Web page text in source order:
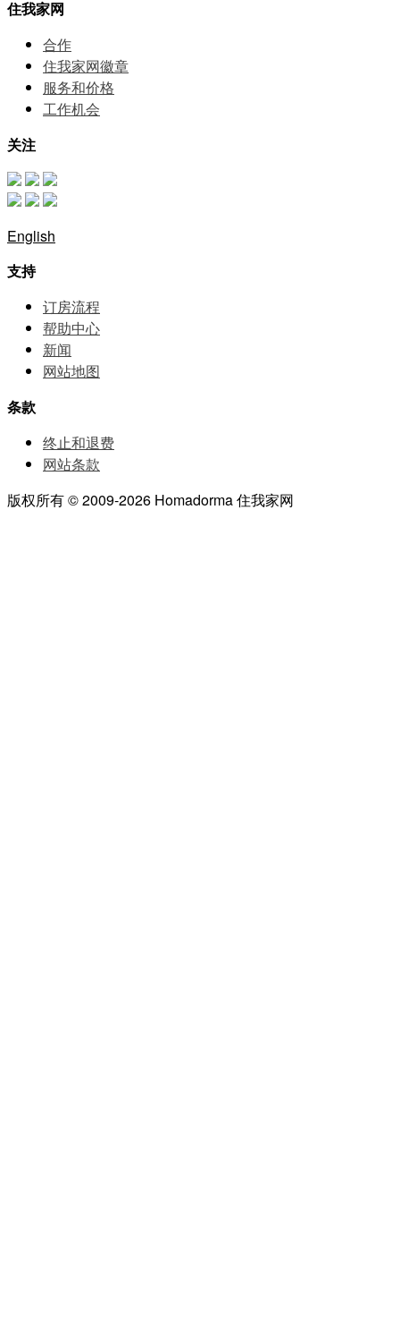
住我家网
合作
住我家网徽章
服务和价格
⼯作机会
关注
English
支持
订房流程
帮助中⼼
新闻
网站地图
条款
终止和退费
网站条款
版权所有 © 2009-2026 Homadorma 住我家网